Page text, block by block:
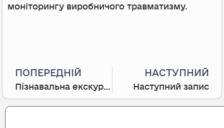
моніторингу виробничого травматизму.
ПОПЕРЕДНІЙ
Пізнавальна екскурсія для «Академії поліції»
НАСТУПНИЙ
Наступний запис
Search